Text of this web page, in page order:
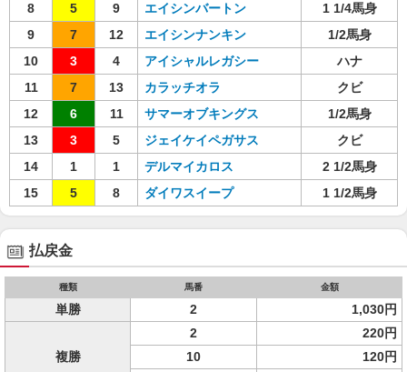
8
5 9 エイシンバートン
1 1/4馬身
9
7 12 エイシンナンキン
1/2馬身
10
3 4 アイシャルレガシー
ハナ
11
7 13 カラッチオラ
クビ
12
6 11 サマーオブキングス
1/2馬身
13
3 5 ジェイケイペガサス
クビ
14
1 1 デルマイカロス
2 1/2馬身
15
5 8 ダイワスイープ 1 1/2馬身
払戻金
種類 馬番 金額
単勝 2 1,030円
複勝
2
220円
10
120円